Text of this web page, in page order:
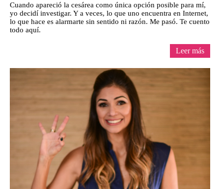
Cuando apareció la cesárea como única opción posible para mí,
yo decidí investigar. Y a veces, lo que uno encuentra en Internet,
lo que hace es alarmarte sin sentido ni razón. Me pasó. Te cuento
todo aquí.
Leer más